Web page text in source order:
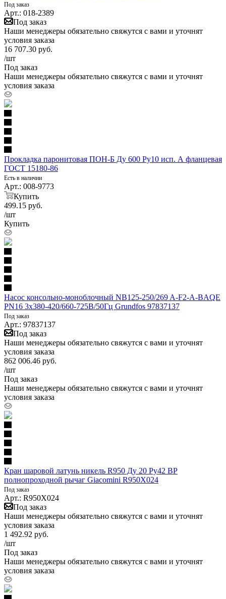
Под заказ
Арт.: 018-2389
Под заказ
Наши менеджеры обязательно свяжутся с вами и уточнят
условия заказа
16 707.30 руб.
/шт
Под заказ
Наши менеджеры обязательно свяжутся с вами и уточнят
условия заказа
Прокладка паронитовая ПОН-Б Ду 600 Ру10 исп. А фланцевая
ГОСТ 15180-86
Есть в наличии
Арт.: 008-9773
Купить
499.15 руб.
/шт
Купить
Насос консольно-моноблочный NB125-250/269 A-F2-A-BAQE
PN16 3х380-420/660-725В/50Гц Grundfos 97837137
Под заказ
Арт.: 97837137
Под заказ
Наши менеджеры обязательно свяжутся с вами и уточнят
условия заказа
862 006.46 руб.
/шт
Под заказ
Наши менеджеры обязательно свяжутся с вами и уточнят
условия заказа
Кран шаровой латунь никель R950 Ду 20 Ру42 ВР
полнопроходной рычаг Giacomini R950X024
Под заказ
Арт.: R950X024
Под заказ
Наши менеджеры обязательно свяжутся с вами и уточнят
условия заказа
1 492.92 руб.
/шт
Под заказ
Наши менеджеры обязательно свяжутся с вами и уточнят
условия заказа